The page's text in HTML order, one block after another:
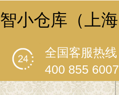
全国客服热线
400 855 6007
智小仓库（上